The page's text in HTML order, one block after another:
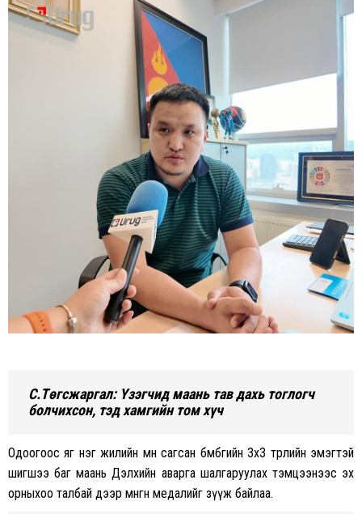
on
Facebook
on
Twitter
С.Төгсжаргал: Үзэгчид маань тав дахь тоглогч
болчихсон, тэд хамгийн том хүч
Одоогоос яг нэг жилийн өмнө сагсан бөмбөгийн 3х3 төрлийн эмэгтэй
шигшээ баг маань Дэлхийн аварга шалгаруулах тэмцээнээс эх
орныхоо талбай дээр мөнгөн медалийг зүүж байлаа.